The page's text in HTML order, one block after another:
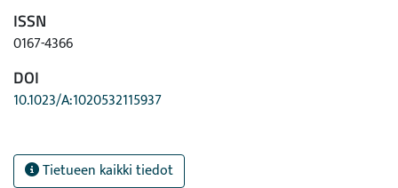
ISSN
0167-4366
DOI
10.1023/A:1020532115937
Tietueen kaikki tiedot